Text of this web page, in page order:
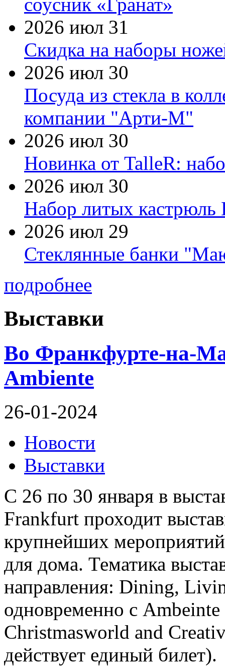
2026 июл 31
Скидка на наборы
2026 июл 30
Посуда из стекла в
компании "Арти-М"
2026 июл 30
Новинка от TalleR:
2026 июл 30
Набор литых кастрюль
2026 июл 29
Стеклянные банки
подробнее
Выставки
Во Франкфурте-на-
Ambiente
26-01-2024
Новости
Выставки
C 26 по 30 января в
Frankfurt проходит
крупнейших
для дома. Тематика
направления: Dining,
одновременно с Ambeinte
Christmasworld and
действует единый билет).